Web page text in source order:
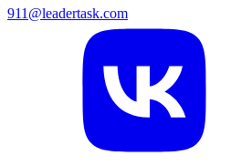
911@leadertask.com